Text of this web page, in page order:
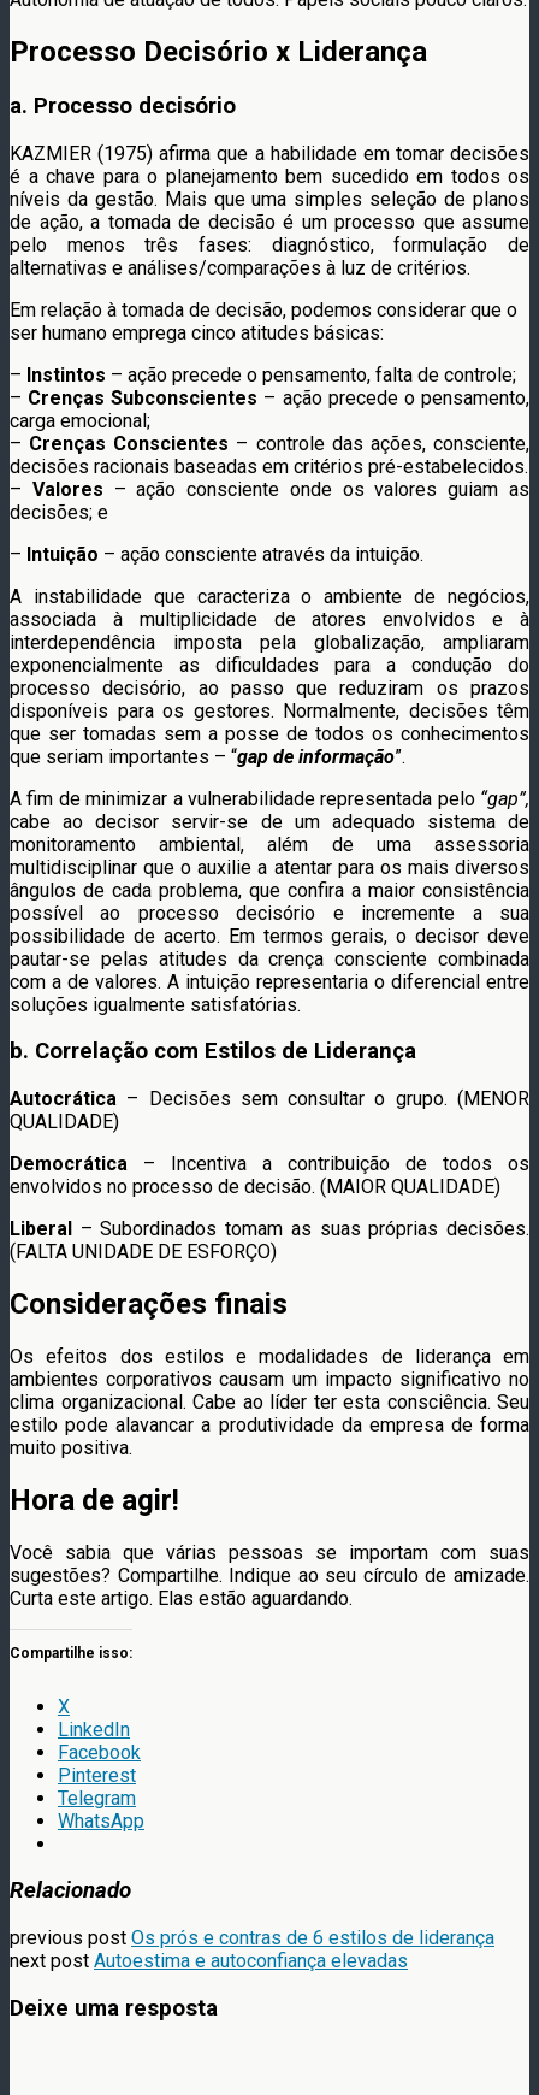
Processo Decisório x Liderança
a. Processo decisório
KAZMIER (1975) afirma que a habilidade em tomar decisões
é a chave para o planejamento bem sucedido em todos os
níveis da gestão. Mais que uma simples seleção de planos
de ação, a tomada de decisão é um processo que assume
pelo menos três fases: diagnóstico, formulação de
alternativas e análises/comparações à luz de critérios.
Em relação à tomada de decisão, podemos considerar que o
ser humano emprega cinco atitudes básicas:
– Instintos – ação precede o pensamento, falta de controle;
– Crenças Subconscientes – ação precede o pensamento,
carga emocional;
– Crenças Conscientes – controle das ações, consciente,
decisões racionais baseadas em critérios pré-estabelecidos.
– Valores – ação consciente onde os valores guiam as
decisões; e
– Intuição – ação consciente através da intuição.
A instabilidade que caracteriza o ambiente de negócios,
associada à multiplicidade de atores envolvidos e à
interdependência imposta pela globalização, ampliaram
exponencialmente as dificuldades para a condução do
processo decisório, ao passo que reduziram os prazos
disponíveis para os gestores. Normalmente, decisões têm
que ser tomadas sem a posse de todos os conhecimentos
que seriam importantes – “gap de informação”.
A fim de minimizar a vulnerabilidade representada pelo “gap”,
cabe ao decisor servir-se de um adequado sistema de
monitoramento ambiental, além de uma assessoria
multidisciplinar que o auxilie a atentar para os mais diversos
ângulos de cada problema, que confira a maior consistência
possível ao processo decisório e incremente a sua
possibilidade de acerto. Em termos gerais, o decisor deve
pautar-se pelas atitudes da crença consciente combinada
com a de valores. A intuição representaria o diferencial entre
soluções igualmente satisfatórias.
b. Correlação com Estilos de Liderança
Autocrática – Decisões sem consultar o grupo. (MENOR
QUALIDADE)
Democrática – Incentiva a contribuição de todos os
envolvidos no processo de decisão. (MAIOR QUALIDADE)
Liberal – Subordinados tomam as suas próprias decisões.
(FALTA UNIDADE DE ESFORÇO)
Considerações finais
Os efeitos dos estilos e modalidades de liderança em
ambientes corporativos causam um impacto significativo no
clima organizacional. Cabe ao líder ter esta consciência. Seu
estilo pode alavancar a produtividade da empresa de forma
muito positiva.
Hora de agir!
Você sabia que várias pessoas se importam com suas
sugestões? Compartilhe. Indique ao seu círculo de amizade.
Curta este artigo. Elas estão aguardando.
Compartilhe isso:
X
LinkedIn
Facebook
Pinterest
Telegram
WhatsApp
Relacionado
previous post Os prós e contras de 6 estilos de liderança
next post Autoestima e autoconfiança elevadas
Deixe uma resposta